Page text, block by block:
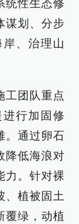
统性生态修
谋划、分步
、治理山
工团队重点
行加固修
。通过卵石
降低海浪对
力。针对裸
、植被固土
覆绿，动植